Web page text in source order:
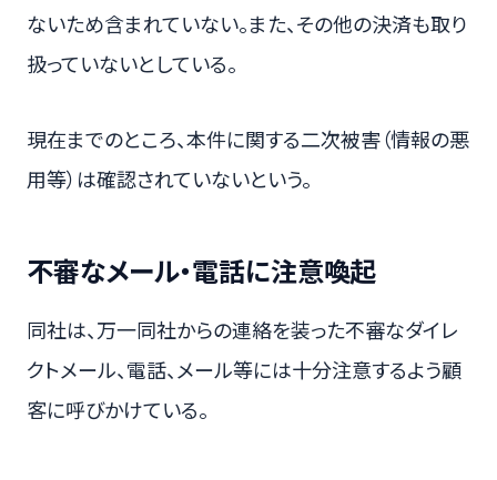
ないため含まれていない。また、その他の決済も取り
扱っていないとしている。
現在までのところ、本件に関する二次被害（情報の悪
用等）は確認されていないという。
不審なメール・電話に注意喚起
同社は、万一同社からの連絡を装った不審なダイレ
クトメール、電話、メール等には十分注意するよう顧
客に呼びかけている。